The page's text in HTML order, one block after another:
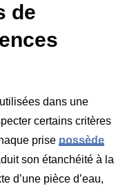
de
dans une
certains critères
prise possède
son étanchéité à la
d’une pièce d’eau,